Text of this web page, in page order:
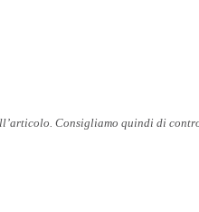
Consigliamo quindi di